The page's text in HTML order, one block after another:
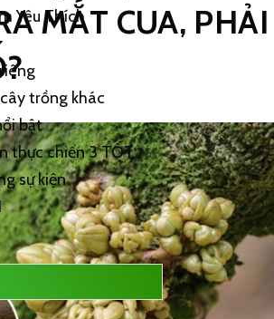
Yêu Thích
trồng khác
bật
thực chiến 3 TỐT
sự kiện
MẮT CUA, PHẢI